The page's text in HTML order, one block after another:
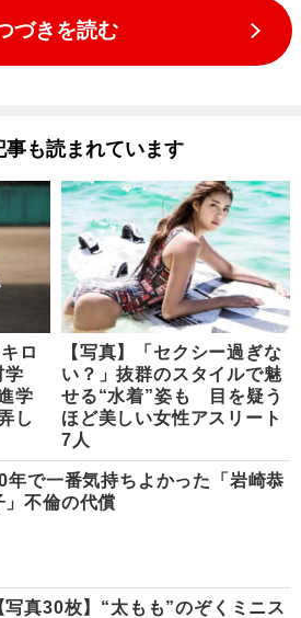
づきを読む
事も読まれています
ロ
学
学
し
【写真】「セクシー過ぎな
い？」抜群のスタイルで魅
せる“水着”姿も 目を疑う
ほど美しい女性アスリート
7人
年で一番気持ちよかった「岩崎恭
」不倫の代償
写真30枚】“太もも”のぞくミニス